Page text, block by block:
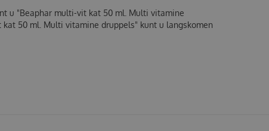
u "Beaphar multi-vit kat 50 ml. Multi vitamine
50 ml. Multi vitamine druppels" kunt u langskomen